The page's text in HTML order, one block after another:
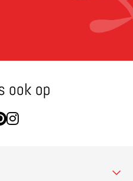
ook op
naar Facebook
Ga naar Pinterest
Ga naar Instagram